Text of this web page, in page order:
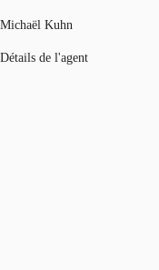
Michaël Kuhn
Détails de l'agent